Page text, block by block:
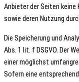
Anbieter der Seiten
sowie deren Nutzung
Die Speicherung und
Abs. 1 lit. f DSGVO. Der
einer möglichst
Sofern eine